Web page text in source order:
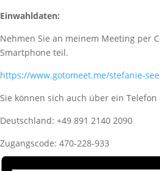
Einwahldaten:
Nehmen Sie an meinem Meeting per
Smartphone teil.
https://www.gotomeet.me/stefanie-
Sie können sich auch über ein
Deutschland: +49 891 2140 2090
Zugangscode: 470-228-933